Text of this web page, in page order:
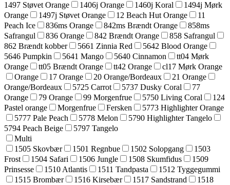
1497 Støvet Orange
1406j Orange 1460j Koral
1494j Mørk
Orange
1497j Støvet Orange 12 Beach Hut Orange
11
Peach Ice
836ms Orange 842ms Brændt Orange
858ms
Safrangul
836 Orange 842 Brændt Orange
858 Safrangul
862 Brændt kobber
5661 Zinnia Red
5642 Blood Orange
5646 Pumpkin
5641 Mango 5640 Cinnamon
tt04 Mørk
Orange
tt05 Brændt Orange tt42 Orange
cl17 Mørk Orange
Orange
17 Orange 20 Orange/Bordeaux
21 Orange
Orange/Bordeaux
5725 Carrot 5737 Dusky Coral
77
Orange
79 Orange 99 Morgenfrue 5750 Living Coral
124
Pastel orange
Morgenfrue Fersken
5773 Highlighter Orange
5777 Pale Peach
5778 Melon
5790 Highlighter Tangelo
5794 Peach Beige
5797 Tangelo
Multi
1505 Skovbær
1501 Regnbue 1502 Solopgang
1503
Frost
1504 Safari 1506 Jungle 1508 Skumfidus
1509
Prinsesse
1510 Atlantis 1511 Tandpasta
1512 Tyggegummi
1515 Brombær
1516 Kirsebær 1517 Sandstrand
1518